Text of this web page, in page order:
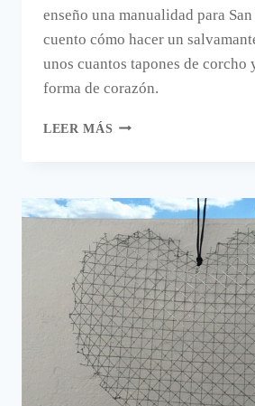
enseño una manualidad para
cuento cómo hacer un
unos cuantos tapones de corcho
forma de corazón.
LEER MÁS MANUALIDAD
SALVAMANTELES
CORAZÓN
CON
CORCHOS.